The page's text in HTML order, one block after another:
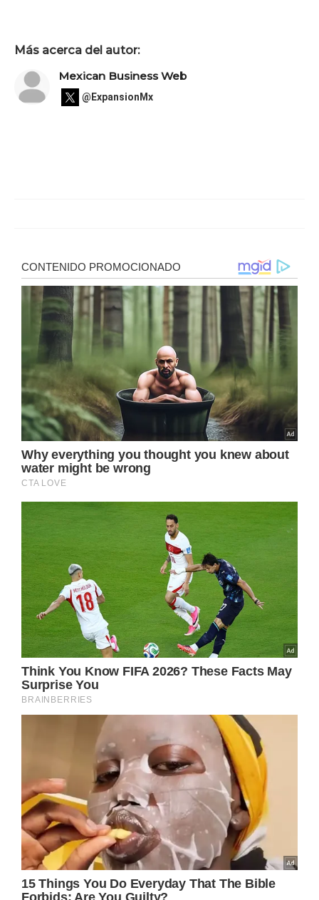
Más acerca del autor:
Mexican Business Web
@ExpansionMx